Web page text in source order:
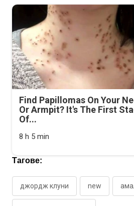
Find Papillomas On Your
Or Armpit? It's The First
Of...
8 h 5 min
Тагове:
джордж клуни new